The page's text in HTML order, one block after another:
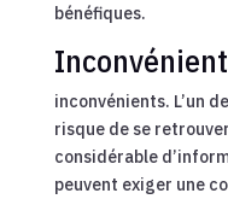
bénéfiques.
inconvénients. L’un
risque de se
considérable
peuvent exiger une